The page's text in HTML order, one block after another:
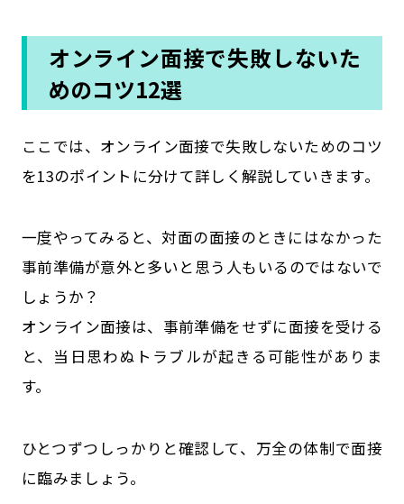
オンライン面接で失敗しないた
めのコツ12選
ここでは、オンライン面接で失敗しないためのコツ
を13のポイントに分けて詳しく解説していきます。
一度やってみると、対面の面接のときにはなかった
事前準備が意外と多いと思う人もいるのではないで
しょうか？
オンライン面接は、事前準備をせずに面接を受ける
と、当日思わぬトラブルが起きる可能性がありま
す。
ひとつずつしっかりと確認して、万全の体制で面接
に臨みましょう。